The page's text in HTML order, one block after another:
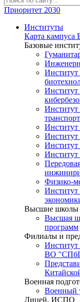
Приоритет 2030
Институты
Карта кампуса
Базовые
Институт
Институт
Институт
Институт
Институт
Институт
Физико-
Высшие школы
Высшая
программ
Филиалы и
ВО
Военная
Военный
Лицей, ИСПО